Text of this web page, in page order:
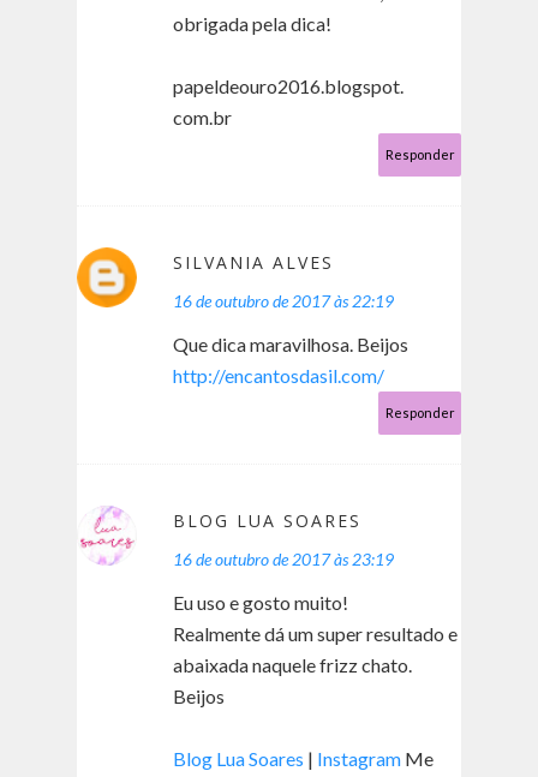
obrigada pela dica!
papeldeouro2016.blogspot.
com.br
Responder
SILVANIA ALVES
16 de outubro de 2017 às 22:19
Que dica maravilhosa. Beijos
http://encantosdasil.com/
Responder
BLOG LUA SOARES
16 de outubro de 2017 às 23:19
Eu uso e gosto muito!
Realmente dá um super resultado e
abaixada naquele frizz chato.
Beijos
Blog Lua Soares | Instagram Me